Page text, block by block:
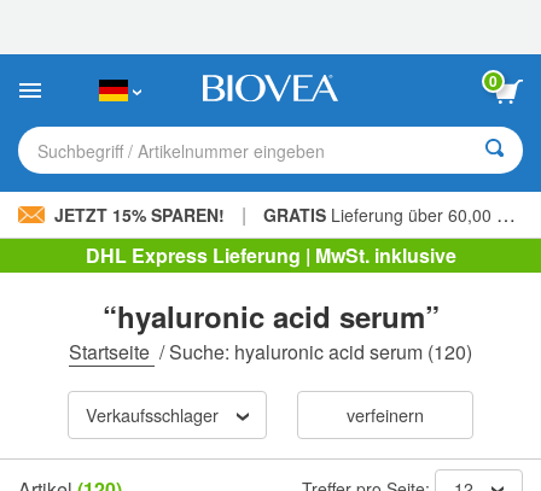
Sie:
Website
ein
Barrierefreiheitssystem.
0
Suchbegriff / Artikelnummer eingeben
JETZT 15% SPAREN! | GRATIS Lieferung über 60,00 € »
DHL Express Lieferung | MwSt. inklusive
“hyaluronic acid serum”
Startseite /Suche: hyaluronic acid serum (120)
Verkaufsschlager verfeinern